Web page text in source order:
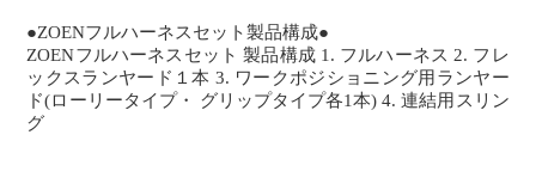
●ZOENフルハーネスセット製品構成●
ZOENフルハーネスセット 製品構成 1. フルハーネス 2. フレ
ックスランヤード１本 3. ワークポジショニング用ランヤー
ド(ローリータイプ・ グリップタイプ各1本) 4. 連結用スリン
グ